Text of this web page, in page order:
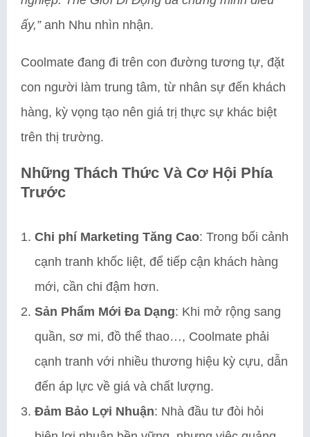
ấy,”anh Nhu nhìn nhận.
Coolmate đang đi trên con đường tương tự, đặt
con người làm trung tâm, từ nhân sự đến khách
hàng, kỳ vọng tạo nên giá trị thực sự khác biệt
trên thị trường.
Những Thách Thức Và Cơ Hội Phía
Trước
Chi phí Marketing Tăng Cao: Trong bối cảnh
cạnh tranh khốc liệt, để tiếp cận khách hàng
mới, cần chi đậm hơn.
Sản Phẩm Mới Đa Dạng: Khi mở rộng sang
quần, sơ mi, đồ thể thao…, Coolmate phải
cạnh tranh với nhiều thương hiệu kỳ cựu, dẫn
đến áp lực về giá và chất lượng.
Đảm Bảo Lợi Nhuận: Nhà đầu tư đòi hỏi